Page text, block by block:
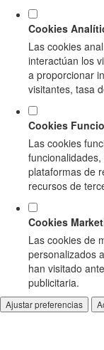
Cookies
Las cookies
interactúan los
a proporcionar
visitantes, tasa
Cookies
Las cookies
plataformas de
recursos de
Cookies
Las cookies de
personalizados
han visitado
publicitaria.
Ajustar preferencias